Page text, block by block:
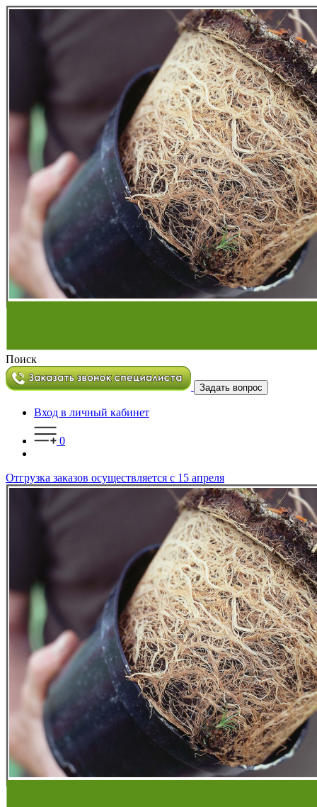
Поиск
Задать вопрос
Вход в личный кабинет
0
Отгрузка заказов осуществляется с 15 апреля